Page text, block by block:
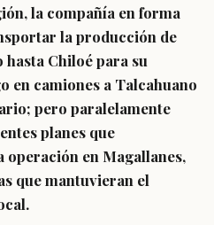
la compañía en forma
la producción de
hasta Chiloé para su
en camiones a Talcahuano
pero paralelamente
planes que
en Magallanes,
que mantuvieran el